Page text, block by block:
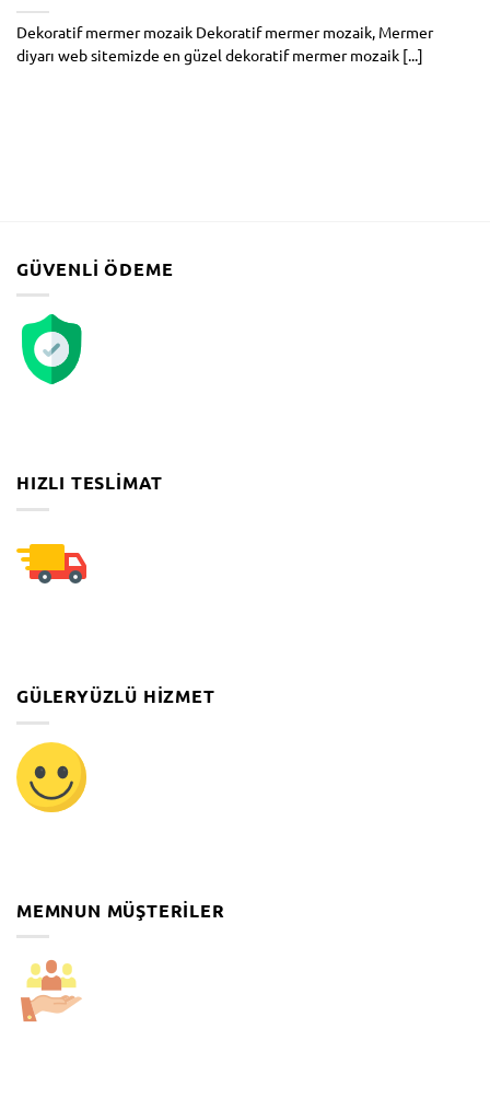
Dekoratif mermer mozaik Dekoratif mermer mozaik, Mermer
diyarı web sitemizde en güzel dekoratif mermer mozaik [...]
GÜVENLI ÖDEME
HIZLI TESLIMAT
GÜLERYÜZLÜ HIZMET
MEMNUN MÜŞTERILER